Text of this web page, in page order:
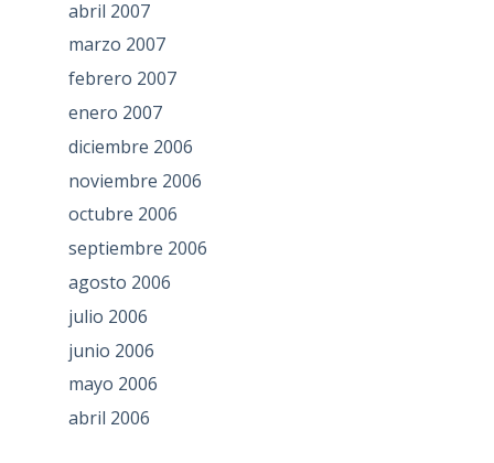
abril 2007
marzo 2007
febrero 2007
enero 2007
diciembre 2006
noviembre 2006
octubre 2006
septiembre 2006
agosto 2006
julio 2006
junio 2006
mayo 2006
abril 2006